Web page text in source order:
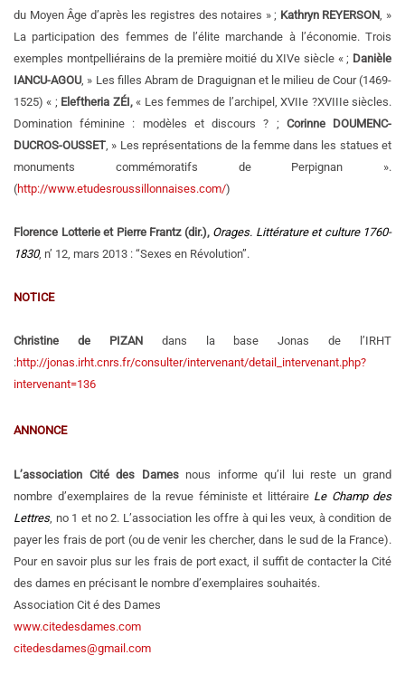
du Moyen Âge d’après les registres des notaires » ; Kathryn REYERSON, »
La participation des femmes de l’élite marchande à l’économie. Trois
exemples montpelliérains de la première moitié du XIVe siècle « ; Danièle
IANCU-AGOU, » Les filles Abram de Draguignan et le milieu de Cour (1469-
1525) « ; Eleftheria ZÉI,« Les femmes de l’archipel, XVIIe ?XVIIIe siècles.
Domination féminine : modèles et discours ? ; Corinne DOUMENC-
DUCROS-OUSSET, » Les représentations de la femme dans les statues et
monuments commémoratifs de Perpignan ».
(http://www.etudesroussillonnaises.com/)
Florence Lotterie et Pierre Frantz (dir.), Orages. Littérature et culture 1760-
1830, n’ 12, mars 2013 : “Sexes en Révolution”.
NOTICE
Christine de PIZANdans la base Jonas de l’IRHT
:http://jonas.irht.cnrs.fr/consulter/intervenant/detail_intervenant.php?
intervenant=136
ANNONCE
L’association Cité des Damesnous informe qu’il lui reste un grand
nombre d’exemplaires de la revue féministe et littéraire Le Champ des
Lettres, no 1 et no 2. L’association les offre à qui les veux, à condition de
payer les frais de port (ou de venir les chercher, dans le sud de la France).
Pour en savoir plus sur les frais de port exact, il suffit de contacter la Cité
des dames en précisant le nombre d’exemplaires souhaités.
Association Cit é des Dames
www.citedesdames.com
citedesdames@gmail.com